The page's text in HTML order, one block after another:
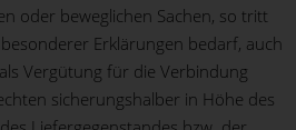
oder beweglichen Sachen, so tritt
Erklärungen bedarf, auch
Vergütung für die Verbindung
sicherungshalber in Höhe des